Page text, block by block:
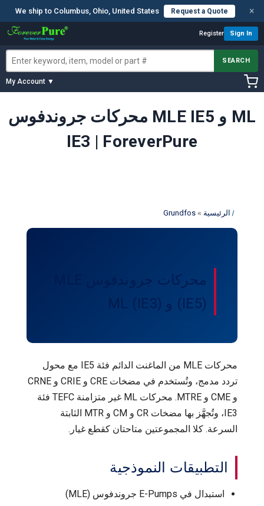
We ship to Columbus, Ohio, United States Request a Quote ×
Register Sign In
SEARCH
My Account ▼
محركات جروندفوس MLE IE5 و ML
IE3 | ForeverPure
الرئيسية »
Grundfos
(IE5) و ML (IE3)
محركات MLE من الماغنت الدائم فئة IE5 مع محول
تردد مدمج، وتُستخدم في مضخات CRE و CRIE و CRNE
و CME و MTRE. محركات ML غير متزامنة TEFC فئة
IE3، وتُجهَّز بها مضخات CR و CM و MTR الثابتة
السرعة. كلا المجموعتين متاحتان كقطع غيار.
التطبيقات النموذجية
استبدال في E-Pumps جروندفوس (MLE)